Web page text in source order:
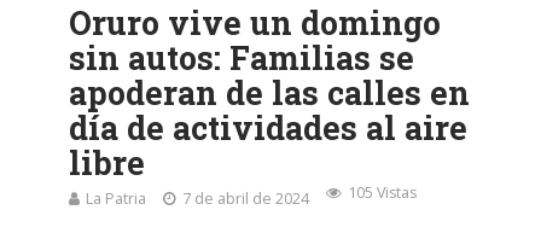
Oruro vive un domingo
sin autos: Familias se
apoderan de las calles en
día de actividades al aire
libre
La Patria 7 de abril de 2024 105 Vistas